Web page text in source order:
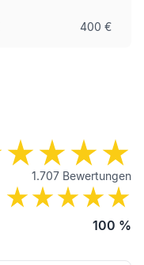
400 €
1.707 Bewertungen
100 %